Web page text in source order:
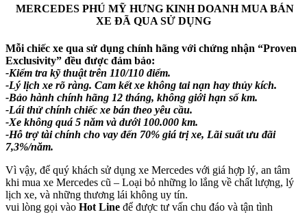
MERCEDES PHÚ MỸ HƯNG KINH DOANH MUA BÁN
XE ĐÃ QUA SỬ DỤNG
Mỗi chiếc xe qua sử dụng chính hãng với chứng nhận “Proven
Exclusivity” đều được đảm bảo:
-Kiểm tra kỹ thuật trên 110/110 điểm.
-Lý lịch xe rõ ràng. Cam kết xe không tai nạn hay thủy kích.
-Bảo hành chính hãng 12 tháng, không giới hạn số km.
-Lái thử chính chiếc xe bán theo yêu cầu.
-Xe không quá 5 năm và dưới 100.000 km.
-Hỗ trợ tài chính cho vay đến 70% giá trị xe, Lãi suất ưu đãi
7,3%/năm.
Vì vậy, để quý khách sử dụng xe Mercedes với giá hợp lý, an tâm
khi mua xe Mercedes cũ – Loại bỏ những lo lắng về chất lượng, lý
lịch xe, và những thương lái không uy tín.
vui lòng gọi vào Hot Line để được tư vấn chu đáo và tận tình